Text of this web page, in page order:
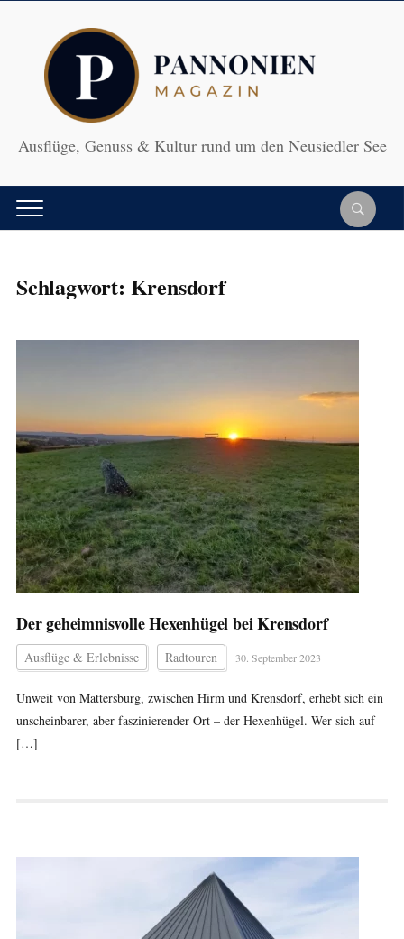
Ausflüge, Genuss & Kultur rund um den Neusiedler See
Schlagwort: Krensdorf
Der geheimnisvolle Hexenhügel bei Krensdorf
Ausflüge & Erlebnisse Radtouren 30. September 2023
Unweit von Mattersburg, zwischen Hirm und Krensdorf, erhebt sich ein
unscheinbarer, aber faszinierender Ort – der Hexenhügel. Wer sich auf
[…]